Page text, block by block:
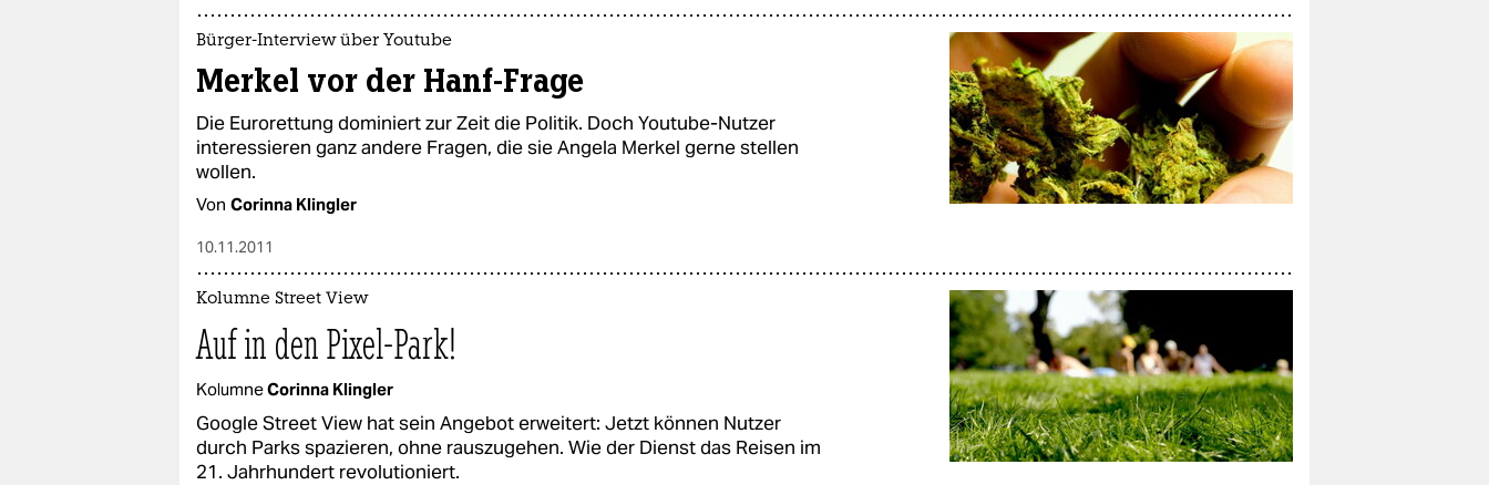
Bürger-Interview über Youtube
Merkel vor der Hanf-Frage
Die Eurorettung dominiert zur Zeit die Politik. Doch Youtube-Nutzer
interessieren ganz andere Fragen, die sie Angela Merkel gerne stellen
wollen.
Von Corinna Klingler
10.11.2011
Kolumne Street View
Auf in den Pixel-Park!
KolumneCorinna Klingler
Google Street View hat sein Angebot erweitert: Jetzt können Nutzer
durch Parks spazieren, ohne rauszugehen. Wie der Dienst das Reisen im
21. Jahrhundert revolutioniert.